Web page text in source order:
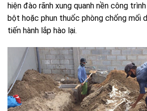
hiện đào rãnh xung quanh nền công
bột hoặc phun thuốc phòng chống mối
tiến hành lắp hào lại.